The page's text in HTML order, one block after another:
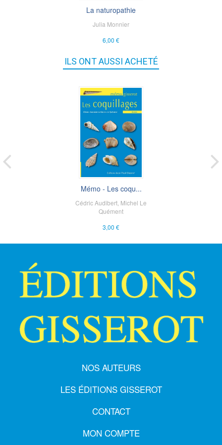
La naturopathie
Julia Monnier
6,00 €
ILS ONT AUSSI ACHETÉ
Mémo - Les coqu...
Cédric Audibert Michel Le
Quément
3,00 €
NOS AUTEURS
LES ÉDITIONS GISSEROT
CONTACT
MON COMPTE